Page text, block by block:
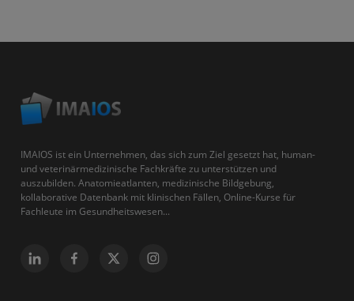
IMAIOS ist ein Unternehmen, das sich zum Ziel gesetzt hat, human-
und veterinärmedizinische Fachkräfte zu unterstützen und
auszubilden. Anatomieatlanten, medizinische Bildgebung,
kollaborative Datenbank mit klinischen Fällen, Online-Kurse für
Fachleute im Gesundheitswesen...